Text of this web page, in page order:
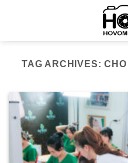
TAG ARCHIVES: